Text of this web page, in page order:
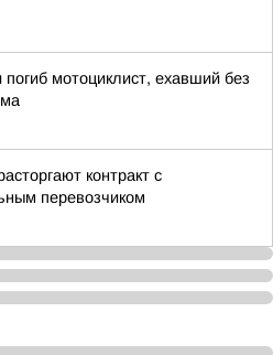
мотоциклист, ехавший без
контракт с
перевозчиком